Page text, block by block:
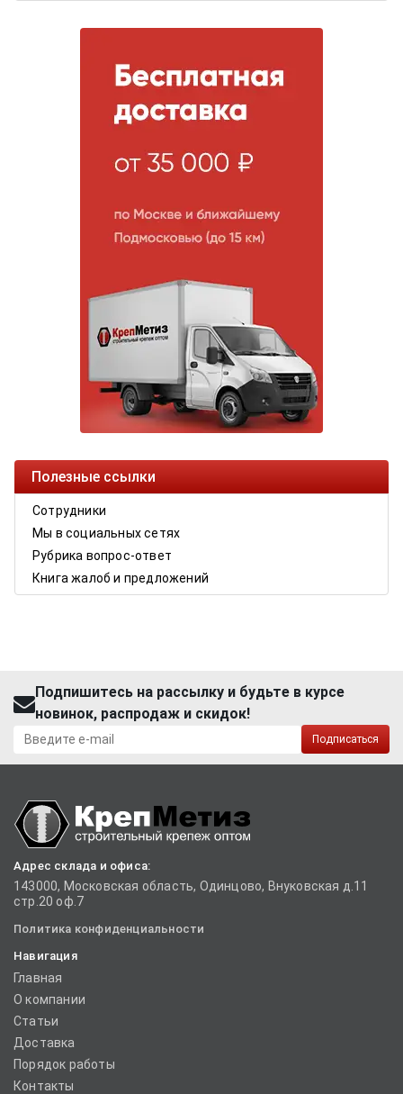
Полезные ссылки
Сотрудники
Мы в социальных сетях
Рубрика вопрос-ответ
Книга жалоб и предложений
Подпишитесь на рассылку и будьте в курсе
новинок, распродаж и скидок!
Подписаться
Адрес склада и офиса:
143000, Московская область, Одинцово, Внуковская д.11
стр.20 оф.7
Политика конфиденциальности
Навигация
Главная
О компании
Статьи
Доставка
Порядок работы
Контакты